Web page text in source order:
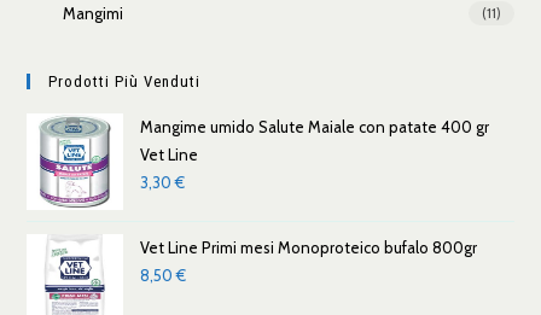
Mangimi (11)
Prodotti Più Venduti
Mangime umido Salute Maiale con patate 400 gr
Vet Line
3,30€
Vet Line Primi mesi Monoproteico bufalo 800gr
8,50€